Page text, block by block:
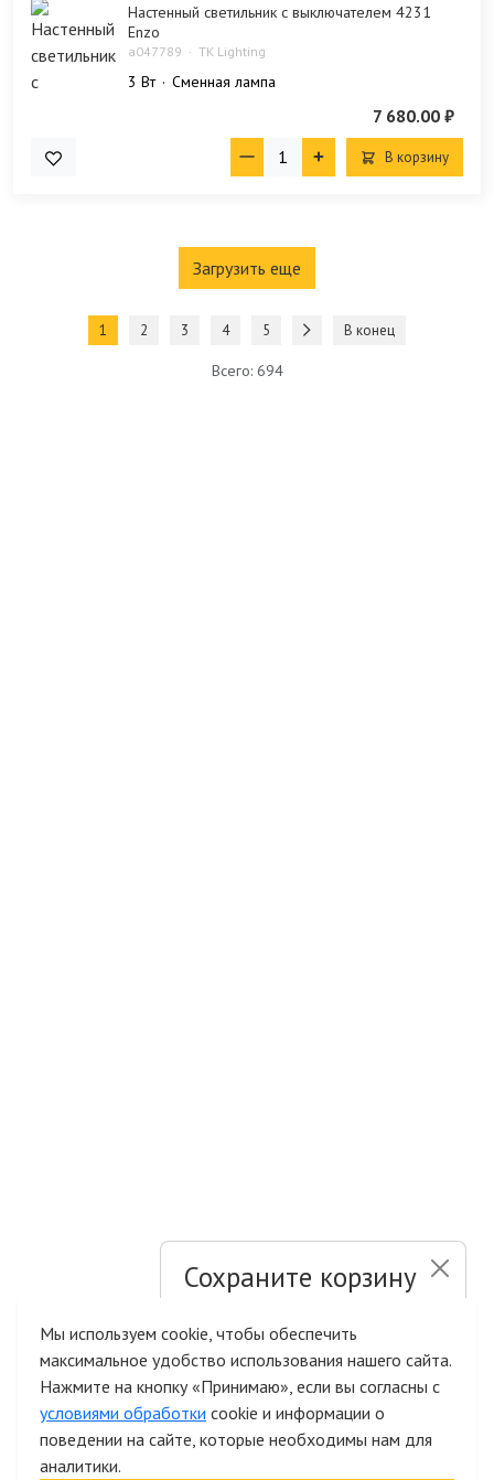
Настенный светильник с выключателем 4231
Enzo
a047789 TK Lighting
3 Bт Сменная лампа
7 680.00 ₽
В корзину
Загрузить еще
1 2 3 4 5 В конец
Всего: 694
Сохраните корзину
Быстрая авторизация на сайте
Мы используем cookie, чтобы обеспечить
максимальное удобство использования нашего сайта.
Нажмите на кнопку «Принимаю», если вы согласны с
условиями обработки cookie и информации о
поведении на сайте, которые необходимы нам для
аналитики.